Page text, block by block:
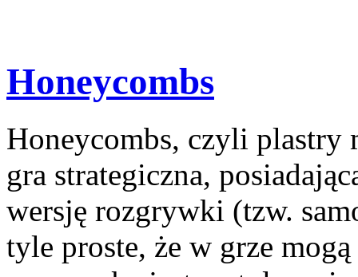
Honeycombs
Honeycombs, czyli
gra strategiczna,
wersję rozgrywki (tzw.
tyle proste, że w grze